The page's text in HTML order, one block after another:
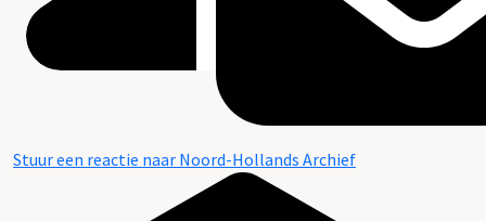
Stuur een reactie naar Noord-Hollands Archief